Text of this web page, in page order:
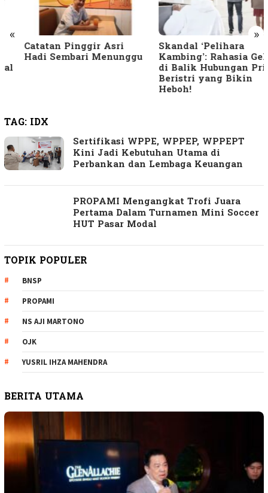
« »
Catatan Pinggir Asri
Hadi Sembari Menunggu
Skandal ‘Pelihara
Kambing’: Rahasia Gelap
di Balik Hubungan Pria
Beristri yang Bikin
Heboh!
TAG: IDX
Sertifikasi WPPE, WPPEP, WPPEPT
Kini Jadi Kebutuhan Utama di
Perbankan dan Lembaga Keuangan
PROPAMI Mengangkat Trofi Juara
Pertama Dalam Turnamen Mini Soccer
HUT Pasar Modal
TOPIK POPULER
BNSP
PROPAMI
NS AJI MARTONO
OJK
YUSRIL IHZA MAHENDRA
BERITA UTAMA